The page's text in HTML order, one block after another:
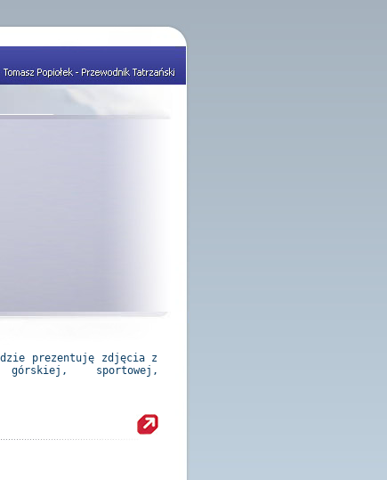
prezentuję zdjęcia z
górskiej, sportowej,